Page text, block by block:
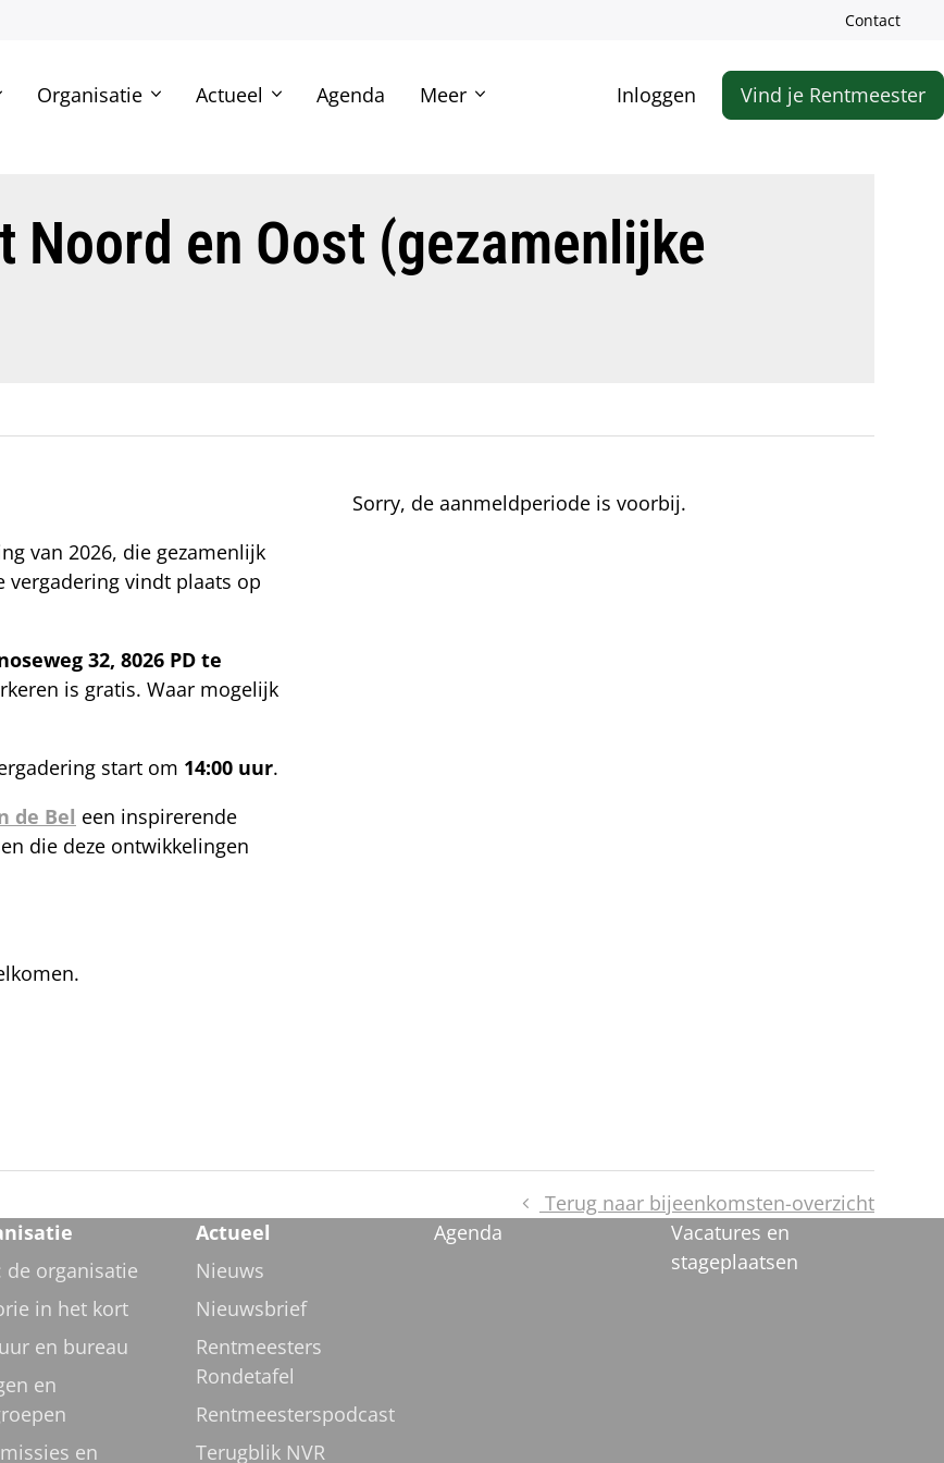
Organisatie Actueel Agenda Meer
Account
navigatie
Inloggen
Secundaire
navigatie
Vind je Rentmeester
Meta
Contact
Noord en Oost (gezamenlijke
van 2026, die gezamenlijk
vergadering vindt plaats op
32, 8026 PD te
is gratis. Waar mogelijk
start om 14:00 uur.
de Bel een inspirerende
die deze ontwikkelingen
Aanmelden
Sorry, de aanmeldperiode is voorbij.
Terug naar bijeenkomsten-overzicht
de organisatie
in het kort
en bureau
en
en
Actueel
Nieuws
Nieuwsbrief
Rentmeesters
Rondetafel
Rentmeesterspodcast
Terugblik NVR
Agenda
Vacatures en
stageplaatsen